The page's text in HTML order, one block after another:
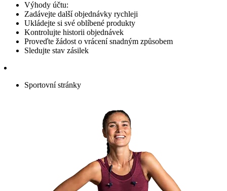
Výhody účtu:
Zadávejte další objednávky rychleji
Ukládejte si své oblíbené produkty
Kontrolujte historii objednávek
Proveďte žádost o vrácení snadným způsobem
Sledujte stav zásilek
Sportovní stránky